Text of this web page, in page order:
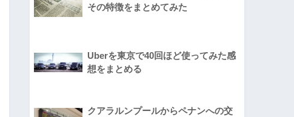
その特徴をまとめてみた
Uberを東京で40回ほど使ってみた感
想をまとめる
クアラルンプールからペナンへの交